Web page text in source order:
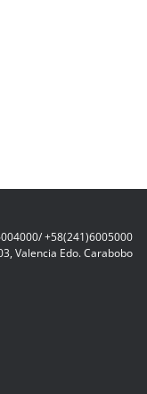
+58(241)6005000
Valencia Edo. Carabobo